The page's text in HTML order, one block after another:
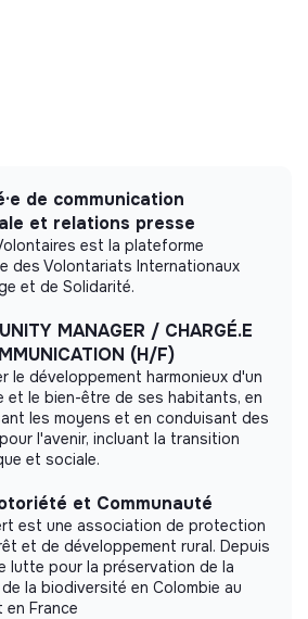
Unknown
250
Agriculture
not yet communicate its
de communication
et relations presse
est la plateforme
des Volontariats Internationaux
et de Solidarité.
MANAGER / CHARGÉ.E
(H/F)
le développement harmonieux d'un
et le bien-être de ses habitants, en
les moyens et en conduisant des
l'avenir, incluant la transition
et sociale.
et Communauté
est une association de protection
et de développement rural. Depuis
lutte pour la préservation de la
la biodiversité en Colombie au
en France